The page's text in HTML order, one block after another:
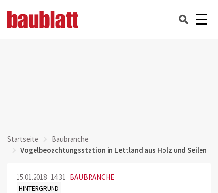
Startseite
Baubranche
Vogelbeoachtungsstation in Lettland aus Holz und Seilen
15.01.2018 14:31 BAUBRANCHE
HINTERGRUND